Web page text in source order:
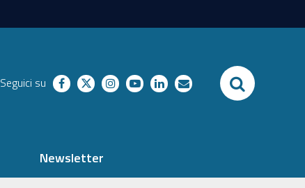
Seguici su facebooktwitterinstagram
youtubelinkedinrichieste SEARCH
Newsletter